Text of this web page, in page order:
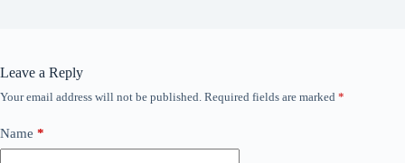
Leave a Reply
Your email address will not be published. Required fields are marked *
Name *